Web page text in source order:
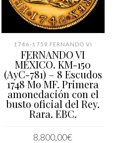
1746-1759 FERNANDO VI
FERNANDO VI
MÉXICO. KM-150
(AyC-781) – 8 Escudos
1748 Mo MF. Primera
amonedación con el
busto oficial del Rey.
Rara. EBC.
8.800,00€